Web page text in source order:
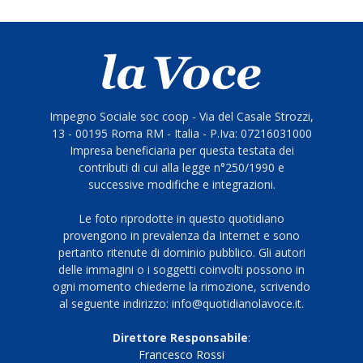
Impegno Sociale soc coop - Via del Casale Strozzi,
13 - 00195 Roma RM - Italia - P.Iva: 07216031000
Impresa beneficiaria per questa testata dei
contributi di cui alla legge n°250/1990 e
successive modifiche e integrazioni.
Le foto riprodotte in questo quotidiano
provengono in prevalenza da Internet e sono
pertanto ritenute di dominio pubblico. Gli autori
delle immagini o i soggetti coinvolti possono in
ogni momento chiederne la rimozione, scrivendo
al seguente indirizzo: info@quotidianolavoce.it.
Direttore Responsabile:
Francesco Rossi